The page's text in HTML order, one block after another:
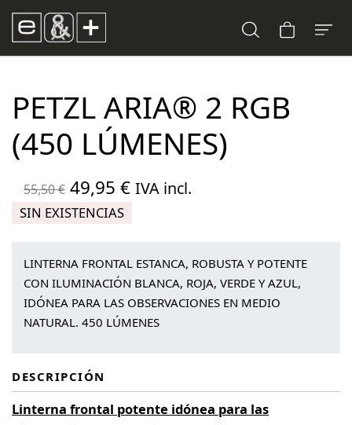
PETZL ARIA® 2 RGB
(450 LÚMENES)
55,50€ El
precio
era:
55,50 €.
49,95 €El
es:
49,95 €.
IVA incl.
SIN EXISTENCIAS
LINTERNA FRONTAL ESTANCA, ROBUSTA Y POTENTE
CON ILUMINACIÓN BLANCA, ROJA, VERDE Y AZUL,
IDÓNEA PARA LAS OBSERVACIONES EN MEDIO
NATURAL. 450 LÚMENES
DESCRIPCIÓN
Linterna frontal potente idónea para las